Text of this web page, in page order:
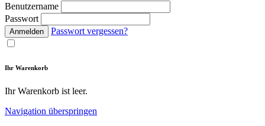
Benutzername
Passwort
Anmelden Passwort vergessen?
Ihr Warenkorb
Ihr Warenkorb ist leer.
Navigation überspringen